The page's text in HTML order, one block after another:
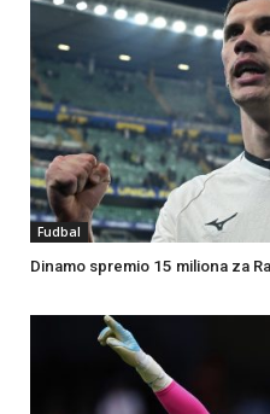
Fudbal
Dinamo spremio 15 miliona za